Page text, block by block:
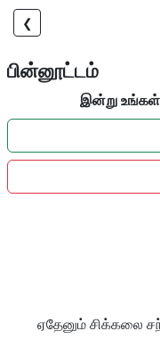
❮
பின்னூட்டம்
இன்று உங்கள்
ஏதேனும் சிக்கலை